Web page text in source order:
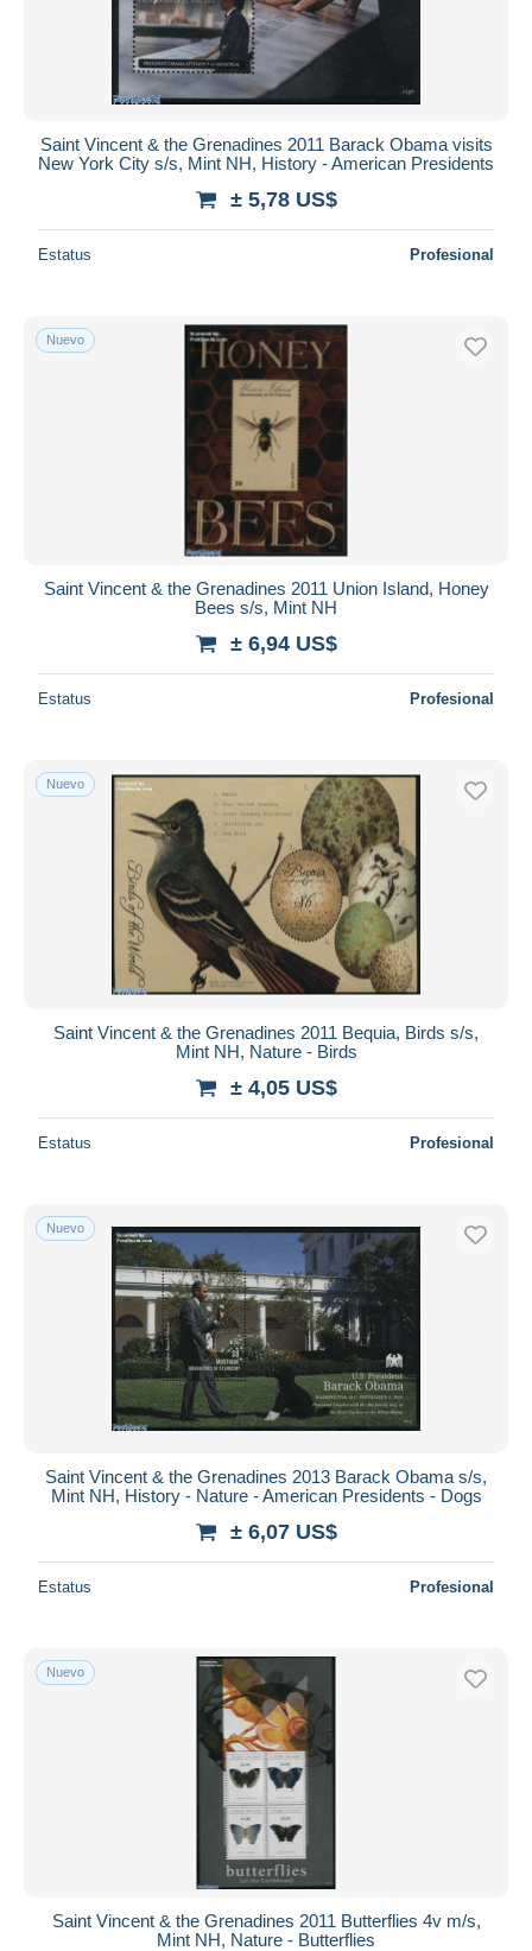
Saint Vincent & the Grenadines 2011 Barack Obama visits
New York City s/s, Mint NH, History - American Presidents
± 5,78 US$
Estatus Profesional
Nuevo
Saint Vincent & the Grenadines 2011 Union Island, Honey
Bees s/s, Mint NH
± 6,94 US$
Estatus Profesional
Nuevo
Saint Vincent & the Grenadines 2011 Bequia, Birds s/s,
Mint NH, Nature - Birds
± 4,05 US$
Estatus Profesional
Nuevo
Saint Vincent & the Grenadines 2013 Barack Obama s/s,
Mint NH, History - Nature - American Presidents - Dogs
± 6,07 US$
Estatus Profesional
Nuevo
Saint Vincent & the Grenadines 2011 Butterflies 4v m/s,
Mint NH, Nature - Butterflies